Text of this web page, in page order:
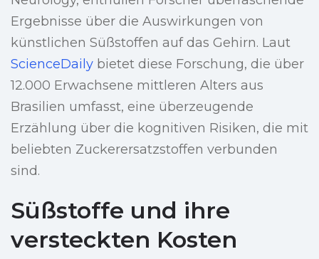
Ergebnisse über die Auswirkungen von
künstlichen Süßstoffen auf das Gehirn. Laut
ScienceDaily bietet diese Forschung, die über
12.000 Erwachsene mittleren Alters aus
Brasilien umfasst, eine überzeugende
Erzählung über die kognitiven Risiken, die mit
beliebten Zuckerersatzstoffen verbunden
sind.
Süßstoffe und ihre
versteckten Kosten